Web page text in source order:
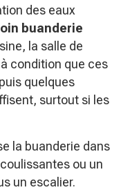
des eaux
buanderie
la salle de
condition que ces
quelques
surtout si les
la buanderie dans
ou un
un escalier.